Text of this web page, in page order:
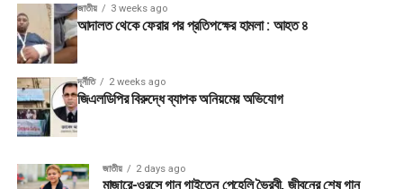
জাতীয় 3 weeks ago
আদালত থেকে ফেরার পর প্রতিপক্ষের হামলা : আহত ৪
দূর্নীতি 2 weeks ago
জিএলডিপির বিরুদ্ধে ব্যাপক অনিয়মের অভিযোগ
জাতীয় 2 days ago
মাজারে-ওরসে গান গাইতেন পেহেলি ভৈরবী, জীবনের শেষ গান